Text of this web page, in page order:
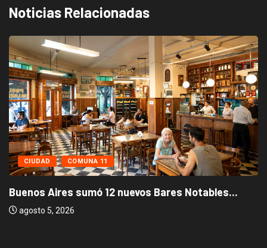
Noticias Relacionadas
CIUDAD COMUNA 11
Buenos Aires sumó 12 nuevos Bares Notables...
agosto 5, 2026